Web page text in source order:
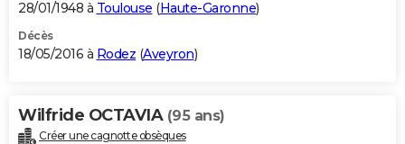
28/01/1948 à Toulouse (Haute-Garonne)
Décès
18/05/2016 à Rodez (Aveyron)
Wilfride OCTAVIA (95 ans)
Créer une cagnotte obsèques